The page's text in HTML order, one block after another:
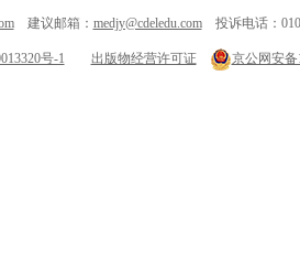
建议邮箱： medjy@cdeledu.com投诉电话：
号-1 出版物经营许可证 京公网安备